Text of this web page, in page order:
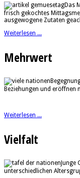
Das
frisch gekochtes
ausgewogene Zutaten
Weiterlesen ...
Mehrwert
Beziehungen und eröffnen
Weiterlesen ...
Vielfalt
unterschiedlichen